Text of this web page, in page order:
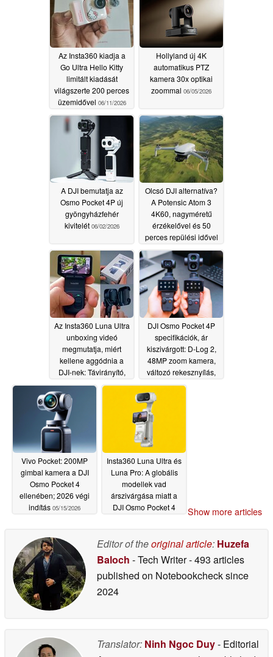
Az Insta360 kiadja a
Go Ultra Hello Kitty
limitált kiadását
világszerte 200 perces
üzemidővel 06/11/2026
Hollyland új 4K
automatikus PTZ
kamera 30x optikai
zoommal 06/05/2026
A DJI bemutatja az
Osmo Pocket 4P új
gyöngyházfehér
kivitelét 06/02/2026
Olcsó DJI alternatíva?
A Potensic Atom 3
4K60, nagyméretű
érzékelővel és 50
perces repülési idővel
száll fel05/29/2026
Az Insta360 Luna Ultra
unboxing videó
megmutatja, miért
kellene aggódnia a
DJI-nek: Távirányító,
védőtok akcióban
DJI Osmo Pocket 4P
specifikációk, ár
kiszivárgott: D-Log 2,
48MP zoom kamera,
változó rekesznyílás,
D-Log 205/17/2026
Vivo Pocket: 200MP
gimbal kamera a DJI
Osmo Pocket 4
ellenében; 2026 végi
indítás 05/15/2026
Insta360 Luna Ultra és
Luna Pro: A globális
modellek vad
árszivárgása miatt a
DJI Osmo Pocket 4
Show more articles
Editor of theoriginal article: Huzefa
Baloch - Tech Writer- 493 articles
published on Notebookchecksince
2024
Translator: Ninh Ngoc Duy- Editorial